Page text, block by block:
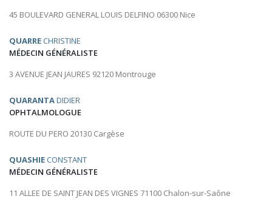
45 BOULEVARD GENERAL LOUIS DELFINO 06300 Nice
QUARRE CHRISTINE
MÉDECIN GÉNÉRALISTE
3 AVENUE JEAN JAURES 92120 Montrouge
QUARANTADIDIER
OPHTALMOLOGUE
ROUTE DU PERO 20130 Cargèse
QUASHIE CONSTANT
MÉDECIN GÉNÉRALISTE
11 ALLEE DE SAINT JEAN DES VIGNES 71100 Chalon-sur-Saône